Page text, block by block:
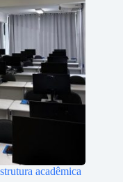
acadêmica